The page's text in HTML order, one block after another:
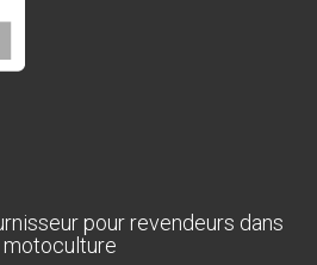
pour revendeurs dans
motoculture